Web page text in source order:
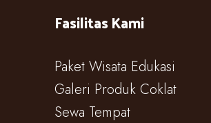
Fasilitas Kami
Paket Wisata Edukasi
Galeri Produk Coklat
Sewa Tempat